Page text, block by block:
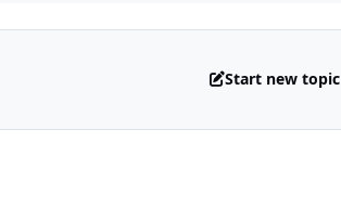
Start new topic